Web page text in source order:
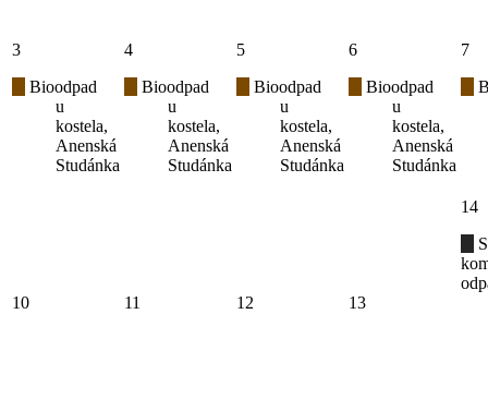
3
Bioodpad
u
kostela,
Anenská
Studánka
4
Bioodpad
u
kostela,
Anenská
Studánka
5
Bioodpad
u
kostela,
Anenská
Studánka
6
Bioodpad
u
kostela,
Anenská
Studánka
7
10 11 12 13
14